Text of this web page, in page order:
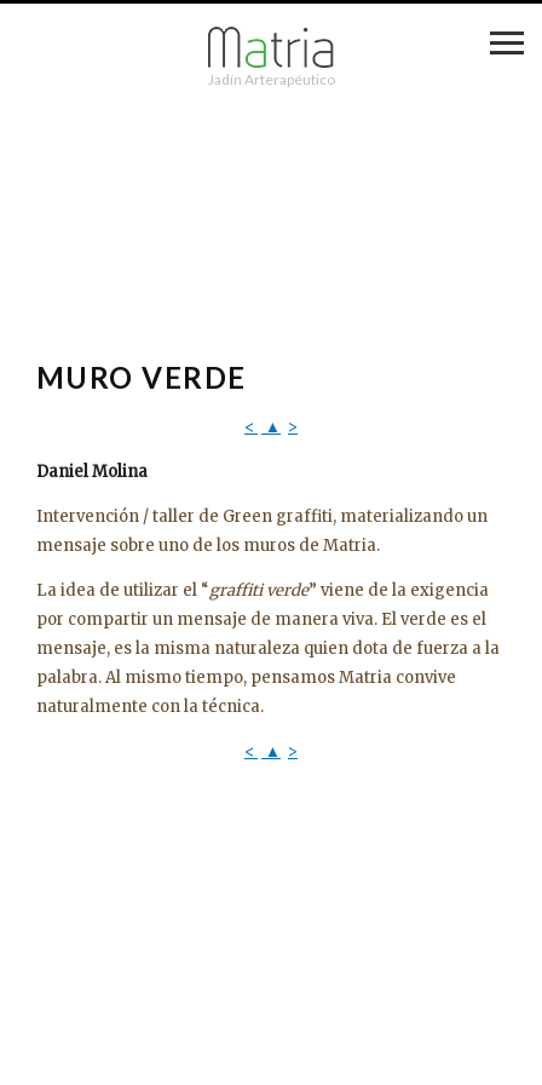
Jadín Arterapéutico
MURO VERDE
< ▲ >
Daniel Molina
Intervención / taller de Green graffiti, materializando un
mensaje sobre uno de los muros de Matria.
La idea de utilizar el “graffiti verde” viene de la exigencia
por compartir un mensaje de manera viva. El verde es el
mensaje, es la misma naturaleza quien dota de fuerza a la
palabra.Al mismo tiempo, pensamos Matria convive
naturalmente con la técnica.
< ▲ >